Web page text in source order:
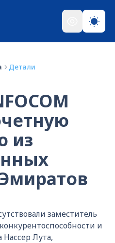
Детали
из
заместитель
и
Лута,